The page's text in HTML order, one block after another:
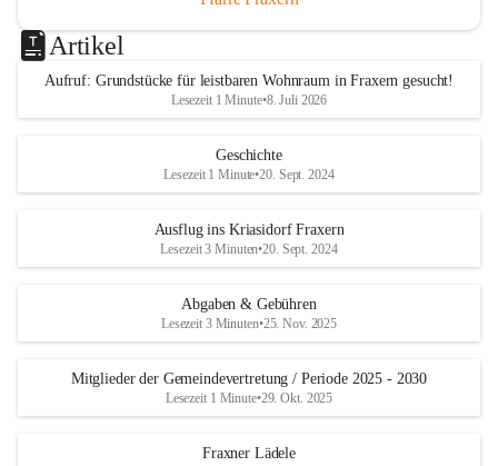
Artikel
Aufruf: Grundstücke für leistbaren Wohnraum in Fraxern gesucht!
Lesezeit 1 Minute•8. Juli 2026
Geschichte
Lesezeit 1 Minute•20. Sept. 2024
Ausflug ins Kriasidorf Fraxern
Lesezeit 3 Minuten•20. Sept. 2024
Abgaben & Gebühren
Lesezeit 3 Minuten•25. Nov. 2025
Mitglieder der Gemeindevertretung / Periode 2025 - 2030
Lesezeit 1 Minute•29. Okt. 2025
Fraxner Lädele